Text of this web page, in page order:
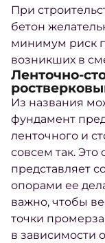
При
бетон
минимум риск
возникших в
Ленточно-
Из названия
фундамент
ленточного и
совсем так. Это
представляет
опорами ее
важно, чтобы
точки
в зависимости